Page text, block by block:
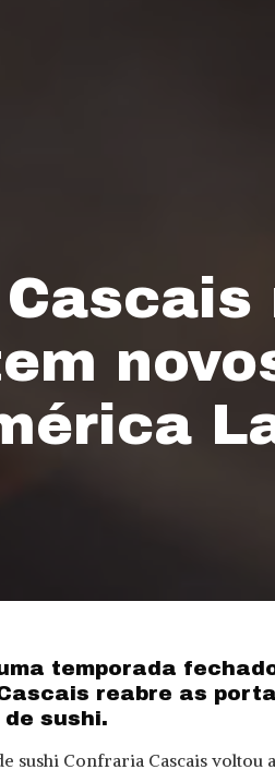
temporada
reabre as
sushi.
sushi Confraria Cascais voltou